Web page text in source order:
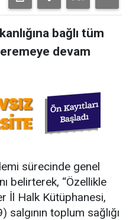
bağlı tüm
devam
sürecinde genel
belirterek, “Özellikle
İl Halk Kütüphanesi,
toplum sağlığı